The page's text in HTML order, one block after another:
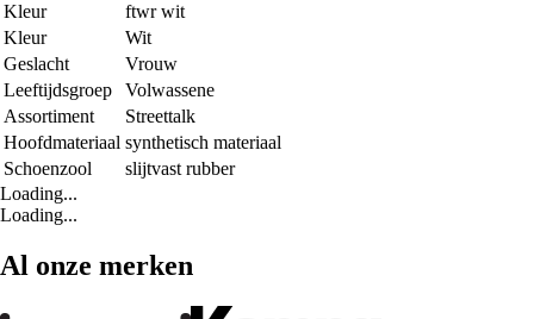
Kleur
ftwr wit
Kleur
Wit
Geslacht
Vrouw
Leeftijdsgroep
Volwassene
Assortiment
Streettalk
Hoofdmateriaal synthetisch materiaal
Schoenzool
slijtvast rubber
Loading...
Loading...
Al onze merken